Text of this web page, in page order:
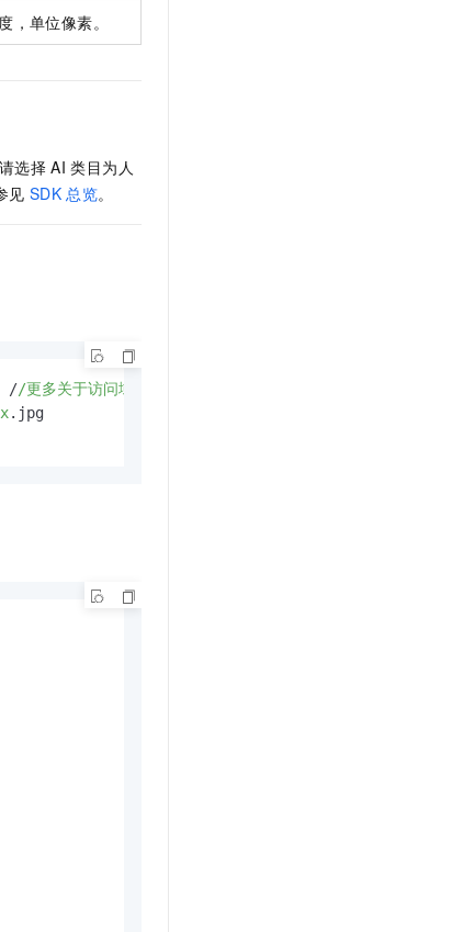
，单位像素。
选择 AI 类目为人
见 SDK 总览。
/
/更多关于访问域名（Endpoint）信息，请参见：https:/
.jpg